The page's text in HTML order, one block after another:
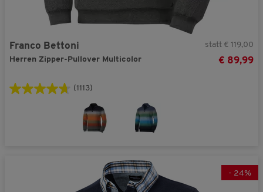
Franco Bettoni
Herren Zipper-Pullover Multicolor
statt € 119,00
€ 89,99
(1113)
- 24%